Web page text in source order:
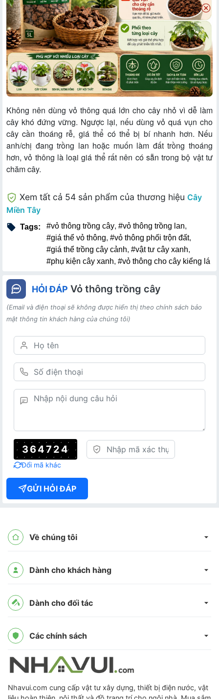
Không nên dùng vỏ thông quá lớn cho cây nhỏ vì dễ làm
cây khó đứng vững. Ngược lại, nếu dùng vỏ quá vụn cho
cây cần thoáng rễ, giá thể có thể bị bí nhanh hơn. Nếu
anh/chị đang trồng lan hoặc muốn làm đất trồng thoáng
hơn, vỏ thông là loại giá thể rất nên có sẵn trong bộ vật tư
chăm cây.
Xem tất cả 54 sản phẩm của thương hiệu Cây
Miền Tây
Tags: #vỏ thông trồng cây, #vỏ thông trồng lan,
#giá thể vỏ thông, #vỏ thông phối trộn đất,
#giá thể trồng cây cảnh, #vật tư cây xanh,
#phụ kiện cây xanh, #vỏ thông cho cây kiểng lá
HỎI ĐÁP Vỏ thông trồng cây
(Email và điện thoại sẽ không được hiển thị theo chính sách bảo
mật thông tin khách hàng của chúng tôi)
364724
Đổi mã khác
GỬI HỎI ĐÁP
Về chúng tôi
Dành cho khách hàng
Dành cho đối tác
Các chính sách
Nhavui.com cung cấp vật tư xây dựng, thiết bị điện nước, vật